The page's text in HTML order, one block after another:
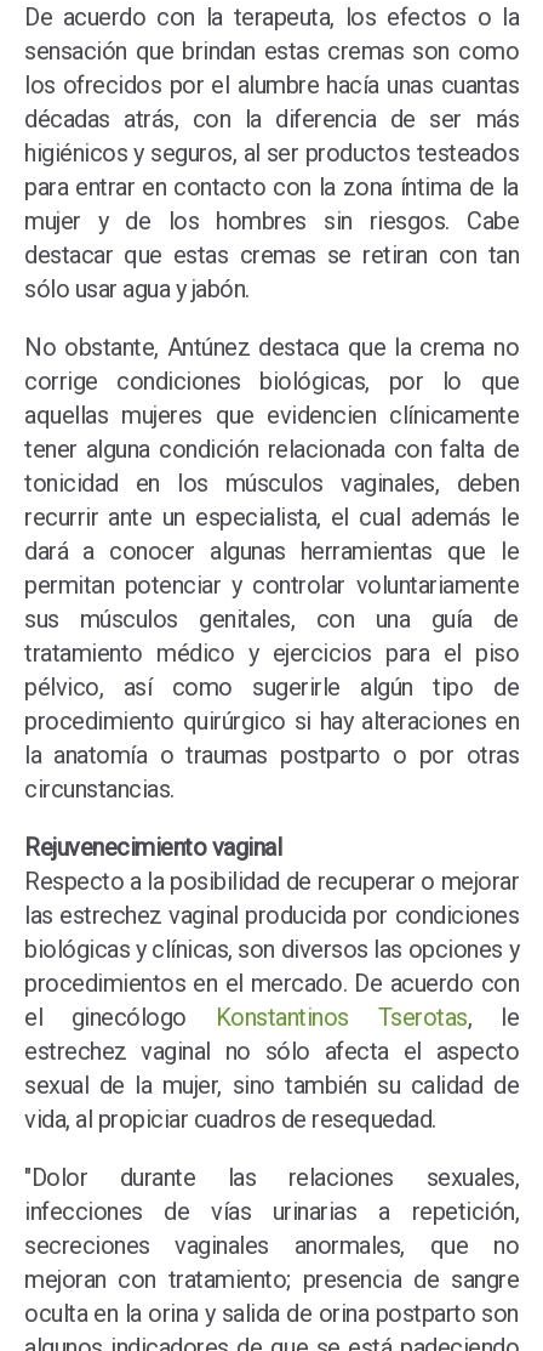
De acuerdo con la terapeuta, los efectos o la
sensación que brindan estas cremas son como
los ofrecidos por el alumbre hacía unas cuantas
décadas atrás, con la diferencia de ser más
higiénicos y seguros, al ser productos testeados
para entrar en contacto con la zona íntima de la
mujer y de los hombres sin riesgos. Cabe
destacar que estas cremas se retiran con tan
sólo usar agua y jabón.
No obstante, Antúnez destaca que la crema no
corrige condiciones biológicas, por lo que
aquellas mujeres que evidencien clínicamente
tener alguna condición relacionada con falta de
tonicidad en los músculos vaginales, deben
recurrir ante un especialista, el cual además le
dará a conocer algunas herramientas que le
permitan potenciar y controlar voluntariamente
sus músculos genitales, con una guía de
tratamiento médico y ejercicios para el piso
pélvico, así como sugerirle algún tipo de
procedimiento quirúrgico si hay alteraciones en
la anatomía o traumas postparto o por otras
circunstancias.
Rejuvenecimiento vaginal
Respecto a la posibilidad de recuperar o mejorar
las estrechez vaginal producida por condiciones
biológicas y clínicas, son diversos las opciones y
procedimientos en el mercado. De acuerdo con
el ginecólogo Konstantinos Tserotas, le
estrechez vaginal no sólo afecta el aspecto
sexual de la mujer, sino también su calidad de
vida, al propiciar cuadros de resequedad.
"Dolor durante las relaciones sexuales,
infecciones de vías urinarias a repetición,
secreciones vaginales anormales, que no
mejoran con tratamiento; presencia de sangre
oculta en la orina y salida de orina postparto son